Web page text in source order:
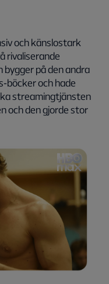
och känslostark
rivaliserande
bygger på den andra
och hade
streamingtjänsten
och den gjorde stor